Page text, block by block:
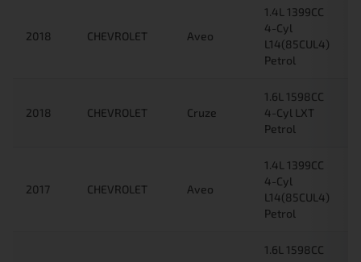
2018 CHEVROLET Aveo
1.4L 1399CC
4-Cyl
L14(85CUL4)
Petrol
2018 CHEVROLET Cruze
1.6L 1598CC
4-Cyl LXT
Petrol
2017 CHEVROLET Aveo
1.4L 1399CC
4-Cyl
L14(85CUL4)
Petrol
1.6L 1598CC